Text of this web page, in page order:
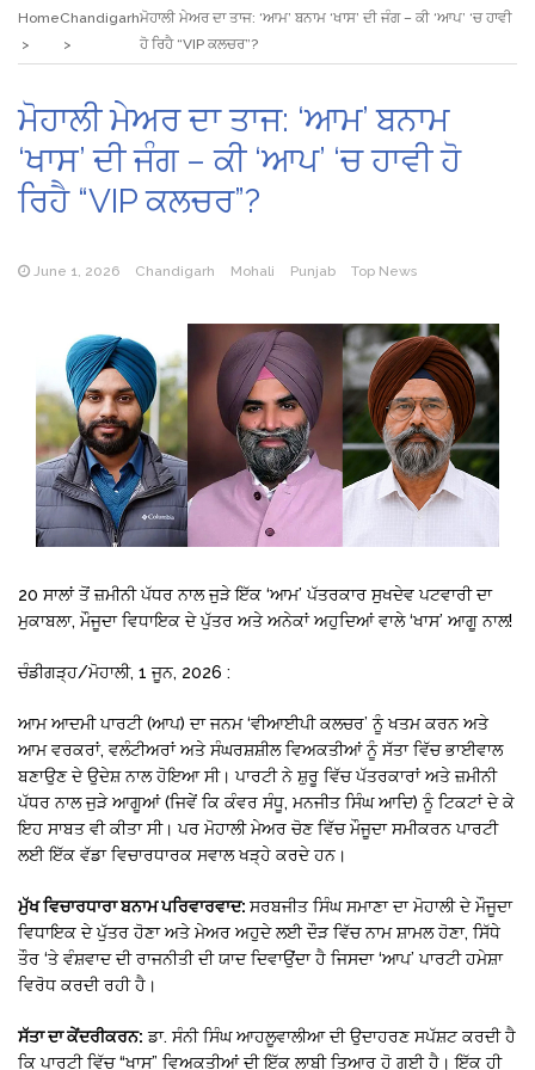
HomeChandigarhਮੋਹਾਲੀ ਮੇਅਰ ਦਾ ਤਾਜ: ‘ਆਮ’ ਬਨਾਮ ‘ਖਾਸ’ ਦੀ ਜੰਗ – ਕੀ ‘ਆਪ’ ‘ਚ ਹਾਵੀ
ਹੋ ਰਿਹੈ “VIP ਕਲਚਰ”?
ਮੋਹਾਲੀ ਮੇਅਰ ਦਾ ਤਾਜ: ‘ਆਮ’ ਬਨਾਮ
‘ਖਾਸ’ ਦੀ ਜੰਗ – ਕੀ ‘ਆਪ’ ‘ਚ ਹਾਵੀ ਹੋ
ਰਿਹੈ “VIP ਕਲਚਰ”?
June 1, 2026 Chandigarh Mohali Punjab Top News
20 ਸਾਲਾਂ ਤੋਂ ਜ਼ਮੀਨੀ ਪੱਧਰ ਨਾਲ ਜੁੜੇ ਇੱਕ ‘ਆਮ’ ਪੱਤਰਕਾਰ ਸੁਖਦੇਵ ਪਟਵਾਰੀ ਦਾ
ਮੁਕਾਬਲਾ, ਮੌਜੂਦਾ ਵਿਧਾਇਕ ਦੇ ਪੁੱਤਰ ਅਤੇ ਅਨੇਕਾਂ ਅਹੁਦਿਆਂ ਵਾਲੇ ‘ਖਾਸ’ ਆਗੂ ਨਾਲ!
ਚੰਡੀਗੜ੍ਹ/ਮੋਹਾਲੀ, 1 ਜੂਨ, 2026 :
ਆਮ ਆਦਮੀ ਪਾਰਟੀ (ਆਪ) ਦਾ ਜਨਮ ‘ਵੀਆਈਪੀ ਕਲਚਰ’ ਨੂੰ ਖਤਮ ਕਰਨ ਅਤੇ
ਆਮ ਵਰਕਰਾਂ, ਵਲੰਟੀਅਰਾਂ ਅਤੇ ਸੰਘਰਸ਼ਸ਼ੀਲ ਵਿਅਕਤੀਆਂ ਨੂੰ ਸੱਤਾ ਵਿੱਚ ਭਾਈਵਾਲ
ਬਣਾਉਣ ਦੇ ਉਦੇਸ਼ ਨਾਲ ਹੋਇਆ ਸੀ। ਪਾਰਟੀ ਨੇ ਸ਼ੁਰੂ ਵਿੱਚ ਪੱਤਰਕਾਰਾਂ ਅਤੇ ਜ਼ਮੀਨੀ
ਪੱਧਰ ਨਾਲ ਜੁੜੇ ਆਗੂਆਂ (ਜਿਵੇਂ ਕਿ ਕੰਵਰ ਸੰਧੂ, ਮਨਜੀਤ ਸਿੰਘ ਆਦਿ) ਨੂੰ ਟਿਕਟਾਂ ਦੇ ਕੇ
ਇਹ ਸਾਬਤ ਵੀ ਕੀਤਾ ਸੀ। ਪਰ ਮੋਹਾਲੀ ਮੇਅਰ ਚੋਣ ਵਿੱਚ ਮੌਜੂਦਾ ਸਮੀਕਰਨ ਪਾਰਟੀ
ਲਈ ਇੱਕ ਵੱਡਾ ਵਿਚਾਰਧਾਰਕ ਸਵਾਲ ਖੜ੍ਹੇ ਕਰਦੇ ਹਨ।
ਮੁੱਖ ਵਿਚਾਰਧਾਰਾ ਬਨਾਮ ਪਰਿਵਾਰਵਾਦ: ਸਰਬਜੀਤ ਸਿੰਘ ਸਮਾਣਾ ਦਾ ਮੋਹਾਲੀ ਦੇ ਮੌਜੂਦਾ
ਵਿਧਾਇਕ ਦੇ ਪੁੱਤਰ ਹੋਣਾ ਅਤੇ ਮੇਅਰ ਅਹੁਦੇ ਲਈ ਦੌੜ ਵਿੱਚ ਨਾਮ ਸ਼ਾਮਲ ਹੋਣਾ, ਸਿੱਧੇ
ਤੌਰ ‘ਤੇ ਵੰਸ਼ਵਾਦ ਦੀ ਰਾਜਨੀਤੀ ਦੀ ਯਾਦ ਦਿਵਾਉਂਦਾ ਹੈ ਜਿਸਦਾ ‘ਆਪ’ ਪਾਰਟੀ ਹਮੇਸ਼ਾ
ਵਿਰੋਧ ਕਰਦੀ ਰਹੀ ਹੈ।
ਸੱਤਾ ਦਾ ਕੇਂਦਰੀਕਰਨ: ਡਾ. ਸੰਨੀ ਸਿੰਘ ਆਹਲੂਵਾਲੀਆ ਦੀ ਉਦਾਹਰਣ ਸਪੱਸ਼ਟ ਕਰਦੀ ਹੈ
ਕਿ ਪਾਰਟੀ ਵਿੱਚ “ਖਾਸ” ਵਿਅਕਤੀਆਂ ਦੀ ਇੱਕ ਲਾਬੀ ਤਿਆਰ ਹੋ ਗਈ ਹੈ। ਇੱਕ ਹੀ